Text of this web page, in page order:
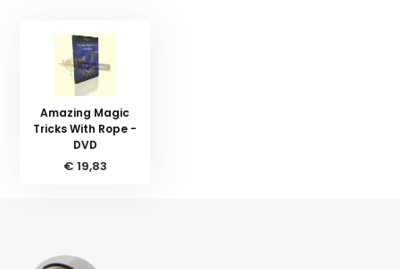
Amazing Magic
Tricks With Rope -
DVD
€ 19,83